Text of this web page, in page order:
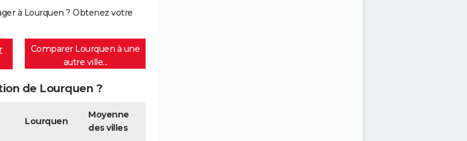
à Lourquen ? Obtenez votre
Comparer Lourquen à une
autre ville...
de Lourquen ?
Lourquen
Moyenne
des villes